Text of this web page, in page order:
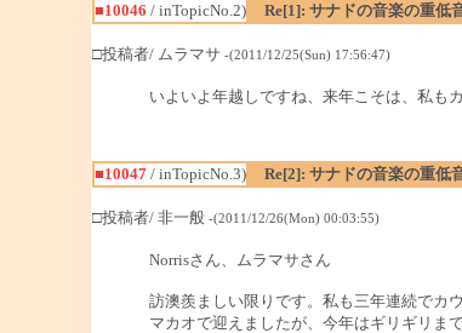
■10046 / inTopicNo.2)
Re[1]: サナドの音楽の重低
□投稿者/ ムラマサ -(2011/12/25(Sun) 17:56:47)
いよいよ年越しですね、来年こそは、私も
■10047/ inTopicNo.3)
Re[2]: サナドの音楽の重低
□投稿者/ 非一般 -(2011/12/26(Mon) 00:03:55)
Norrisさん、ムラマサさん
訪澳羨ましい限りです。私も三年連続でカ
マカオで迎えましたが、今年はギリギリま